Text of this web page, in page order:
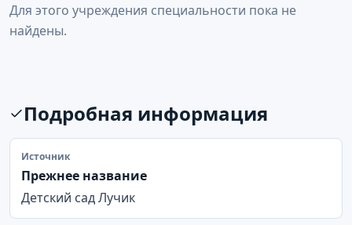
Для этого учреждения специальности пока не
найдены.
Подробная информация
Источник
Прежнее название
Детский сад Лучик